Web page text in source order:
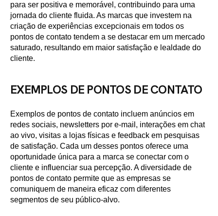
para ser positiva e memorável, contribuindo para uma
jornada do cliente fluida. As marcas que investem na
criação de experiências excepcionais em todos os
pontos de contato tendem a se destacar em um mercado
saturado, resultando em maior satisfação e lealdade do
cliente.
EXEMPLOS DE PONTOS DE CONTATO
Exemplos de pontos de contato incluem anúncios em
redes sociais, newsletters por e-mail, interações em chat
ao vivo, visitas a lojas físicas e feedback em pesquisas
de satisfação. Cada um desses pontos oferece uma
oportunidade única para a marca se conectar com o
cliente e influenciar sua percepção. A diversidade de
pontos de contato permite que as empresas se
comuniquem de maneira eficaz com diferentes
segmentos de seu público-alvo.